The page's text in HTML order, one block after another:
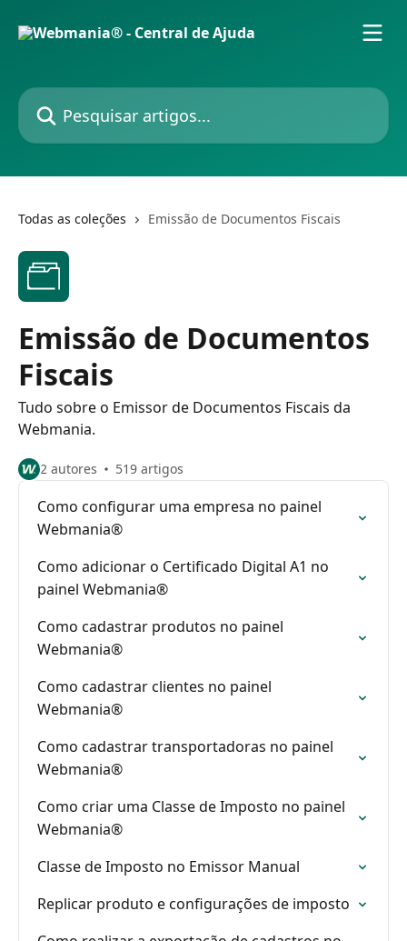
Pesquisar artigos...
Todas as coleções Emissão de Documentos Fiscais
Emissão de Documentos
Fiscais
Tudo sobre o Emissor de Documentos Fiscais da
Webmania.
2 autores 519 artigos
Como configurar uma empresa no painel
Webmania®
Como adicionar o Certificado Digital A1 no
painel Webmania®
Como cadastrar produtos no painel
Webmania®
Como cadastrar clientes no painel
Webmania®
Como cadastrar transportadoras no painel
Webmania®
Como criar uma Classe de Imposto no painel
Webmania®
Classe de Imposto no Emissor Manual
Replicar produto e configurações de imposto